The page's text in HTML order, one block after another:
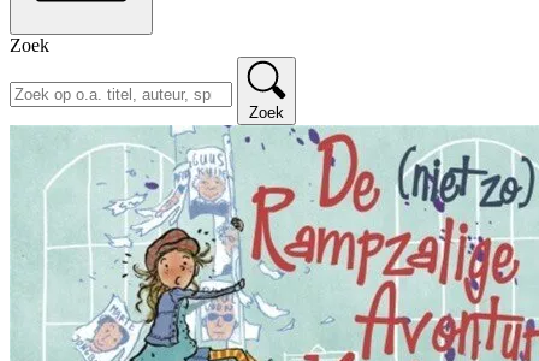
Zoek
Zoek